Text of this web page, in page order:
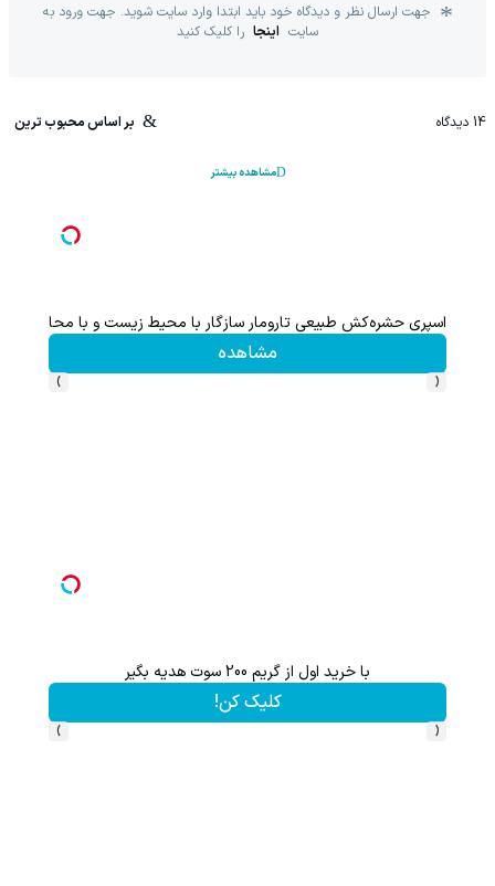
جهت ارسال نظر و دیدگاه خود باید ابتدا وارد سایت شوید. جهت ورود به
سایت اینجا را کلیک کنید
14 دیدگاه بر اساس محبوب ترین
مشاهده بیشتر
بیشتر)
اسپری حشره‌کش طبیعی تارومار سازگار با محیط زیست و با محافظت
مشاهده
‹
›
با خرید اول از گریم 200 سوت هدیه بگیر
کلیک کن!
‹
›